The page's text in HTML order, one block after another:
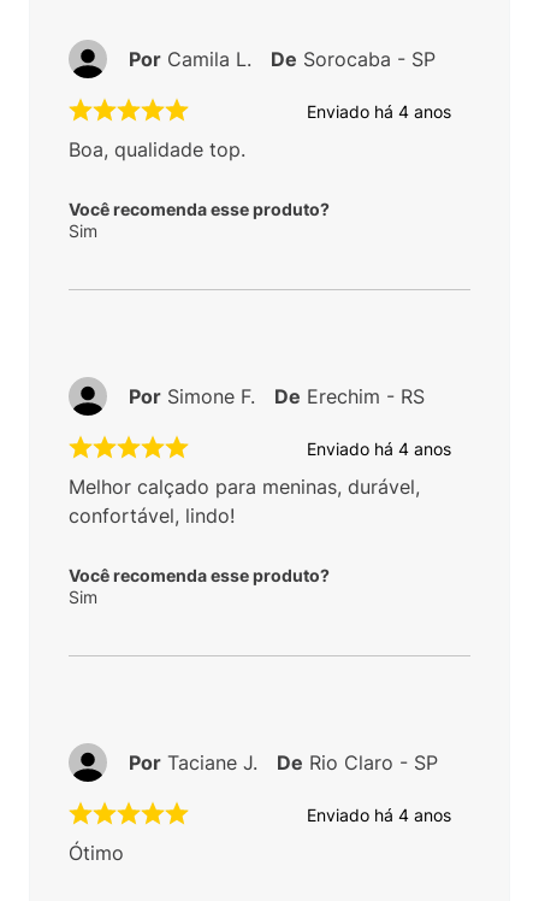
Enviado há 4 anos
Boa, qualidade top.
Você recomenda esse produto?
Sim
Por Camila L. De Sorocaba - SP
Enviado há 4 anos
Melhor calçado para meninas, durável,
confortável, lindo!
Você recomenda esse produto?
Sim
Por Simone F. De Erechim - RS
Enviado há 4 anos
Ótimo
Por Taciane J. De Rio Claro - SP